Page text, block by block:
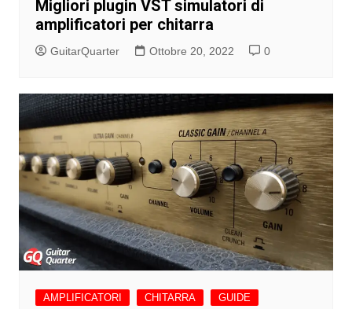
Migliori plugin VST simulatori di
amplificatori per chitarra
GuitarQuarter Ottobre 20, 2022 0
AMPLIFICATORI CHITARRA GUIDE